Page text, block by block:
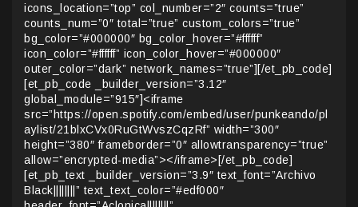
icons_location=”top” col_number=”2″ counts=”true”
counts_num=”0″ total=”true” custom_colors=”true”
bg_color=”#000000″ bg_color_hover=”#ffffff”
icon_color=”#ffffff” icon_color_hover=”#000000″
outer_color=”dark” network_names=”true”][/et_pb_code]
[et_pb_code _builder_version=”3.12″
global_module=”915″]<iframe
src=”https://open.spotify.com/embed/user/punkeando/pl
aylist/21blxCVx0RuGtWvszCqzRf” width=”300″
height=”380″ frameborder=”0″ allowtransparency=”true”
allow=”encrypted-media”></iframe>[/et_pb_code]
[et_pb_text _builder_version=”3.9″ text_font=”Archivo
Black||||||||” text_text_color=”#edf000″